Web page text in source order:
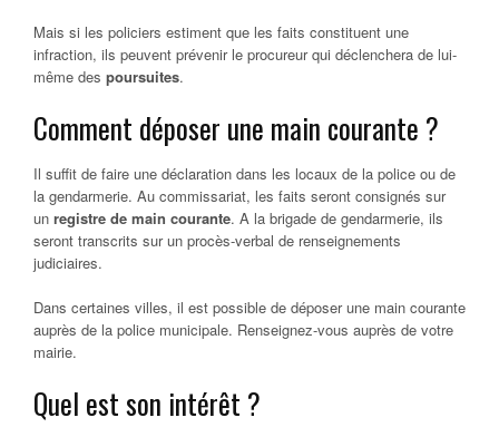
Mais si les policiers estiment que les faits constituent une
infraction, ils peuvent prévenir le procureur qui déclenchera de lui-
même des poursuites.
Comment déposer une main courante ?
Il suffit de faire une déclaration dans les locaux de la police ou de
la gendarmerie. Au commissariat, les faits seront consignés sur
un registre de main courante. A la brigade de gendarmerie, ils
seront transcrits sur un procès-verbal de renseignements
judiciaires.
Dans certaines villes, il est possible de déposer une main courante
auprès de la police municipale. Renseignez-vous auprès de votre
mairie.
Quel est son intérêt ?